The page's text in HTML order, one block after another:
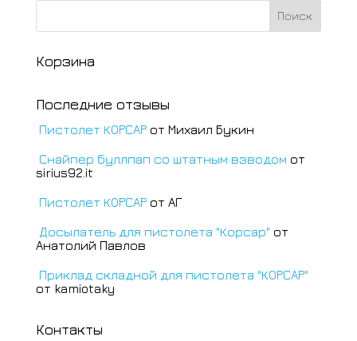
Корзина
Последние отзывы
Пистолет КОРСАР от Михаил Букин
Снайпер буллпап со штатным взводом от
sirius92.it
Пистолет КОРСАР от АГ
Досылатель для пистолета "Корсар" от
Анатолий Павлов
Приклад складной для пистолета "КОРСАР"
от kamiotaky
Контакты